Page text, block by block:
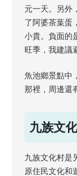
元一天。另外
了阿婆茶葉蛋
小貴。負面的
旺季，我建議
魚池鄉景點中
那裡，周邊還
九族文
九族文化村是
原住民文化和